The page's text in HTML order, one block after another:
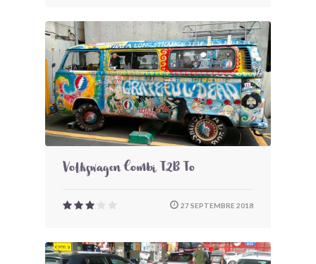
Volkswagen Combi T2B To
27 SEPTEMBRE 2018